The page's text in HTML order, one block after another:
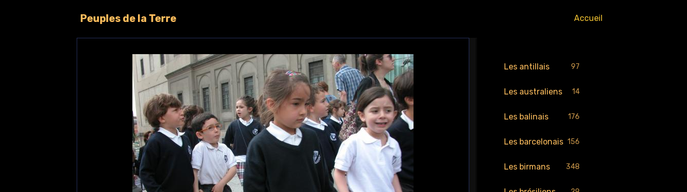
Peuples de la Terre Accueil
Les antillais 97
Les australiens 14
Les balinais 176
Les barcelonais 156
Les birmans 348